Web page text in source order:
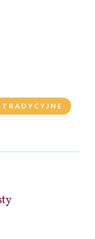
TRADYCYJNE